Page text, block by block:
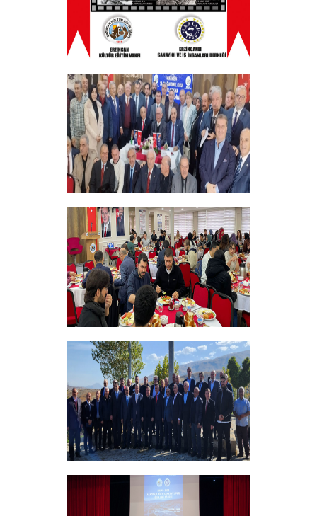
ERZINCAN VE TÜM SEHITLERI ANMA
PROGRAMI
+
Vakfımızın 28. Olağan genel kurulu
Yapıldı
+
Bursiyer Tanışma Toplantısı Yapıldı
+
Vakıf Yönetim Kurulumuz Erzincan
Kemah'da Bir Takım Ziyaretlerde